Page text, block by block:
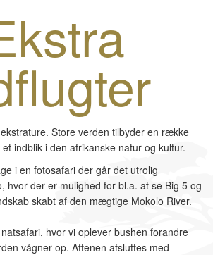
Store verden tilbyder en række
indblik i den afrikanske natur og kultur.
i en fotosafari der går det utrolig
hvor der er mulighed for bl.a. at se Big 5 og
skabt af den mægtige Mokolo River.
hvor vi oplever bushen forandre
vågner op. Aftenen afsluttes med